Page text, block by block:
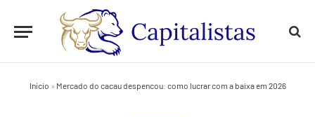
Início » Mercado do cacau despencou: como lucrar com a baixa em 2026